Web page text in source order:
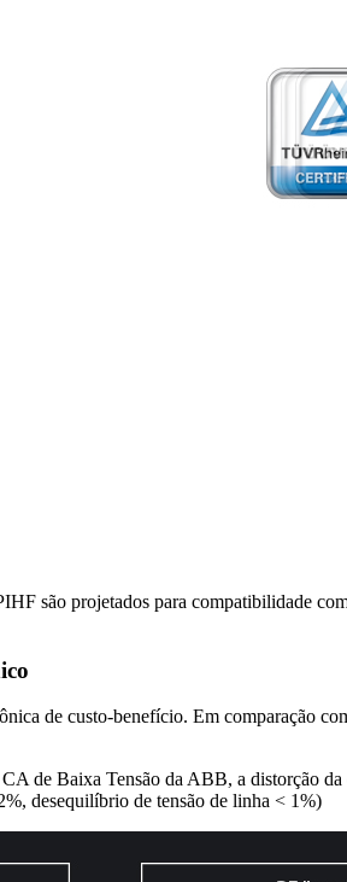
são projetados para compatibilidade
de custo-benefício. Em comparação
de Baixa Tensão da ABB, a distorção
desequilíbrio de tensão de linha < 1%)